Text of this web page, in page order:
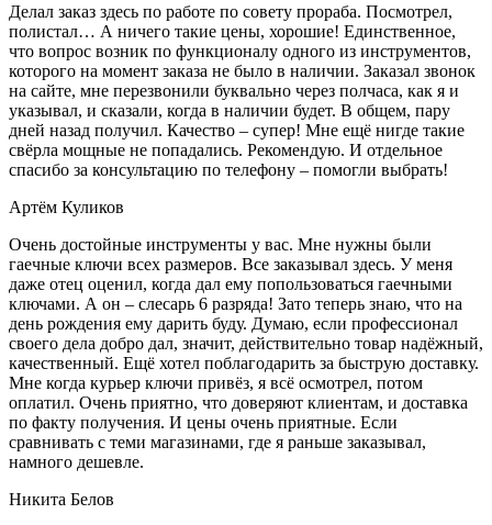
Делал заказ здесь по работе по совету прораба. Посмотрел,
полистал… А ничего такие цены, хорошие! Единственное,
что вопрос возник по функционалу одного из инструментов,
которого на момент заказа не было в наличии. Заказал звонок
на сайте, мне перезвонили буквально через полчаса, как я и
указывал, и сказали, когда в наличии будет. В общем, пару
дней назад получил. Качество – супер! Мне ещё нигде такие
свёрла мощные не попадались. Рекомендую. И отдельное
спасибо за консультацию по телефону – помогли выбрать!
Артём Куликов
Очень достойные инструменты у вас. Мне нужны были
гаечные ключи всех размеров. Все заказывал здесь. У меня
даже отец оценил, когда дал ему попользоваться гаечными
ключами. А он – слесарь 6 разряда! Зато теперь знаю, что на
день рождения ему дарить буду. Думаю, если профессионал
своего дела добро дал, значит, действительно товар надёжный,
качественный. Ещё хотел поблагодарить за быструю доставку.
Мне когда курьер ключи привёз, я всё осмотрел, потом
оплатил. Очень приятно, что доверяют клиентам, и доставка
по факту получения. И цены очень приятные. Если
сравнивать с теми магазинами, где я раньше заказывал,
намного дешевле.
Никита Белов